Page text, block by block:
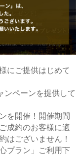
にご提供はじめて
ンペーンを提供して
を開催！開催期間
成約のお客様に適
はございません！
プラン」ご利用下